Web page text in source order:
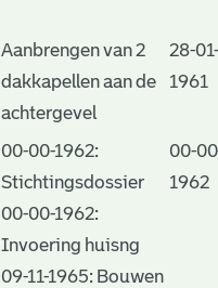
Aanbrengen van 2
dakkapellen aan de
achtergevel
28-01-
1961
00-00-1962:
Stichtingsdossier
00-00-1962:
Invoering huisng
09-11-1965: Bouwen
00-
1962